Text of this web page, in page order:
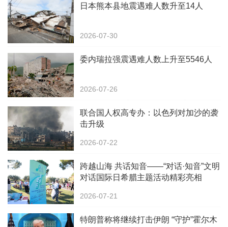
日本熊本县地震遇难人数升至14人
2026-07-30
委内瑞拉强震遇难人数上升至5546人
2026-07-26
联合国人权高专办：以色列对加沙的袭
击升级
2026-07-22
跨越山海 共话知音——“对话·知音”文明
对话国际日希腊主题活动精彩亮相
2026-07-21
特朗普称将继续打击伊朗 “守护”霍尔木